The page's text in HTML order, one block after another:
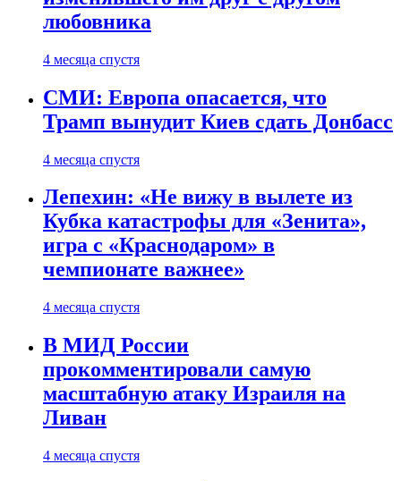
любовника
4 месяца спустя
СМИ: Европа опасается, что
Трамп вынудит Киев сдать Донбасс
4 месяца спустя
Лепехин: «Не вижу в вылете из
Кубка катастрофы для «Зенита»,
игра с «Краснодаром» в
чемпионате важнее»
4 месяца спустя
В МИД России
прокомментировали самую
масштабную атаку Израиля на
Ливан
4 месяца спустя